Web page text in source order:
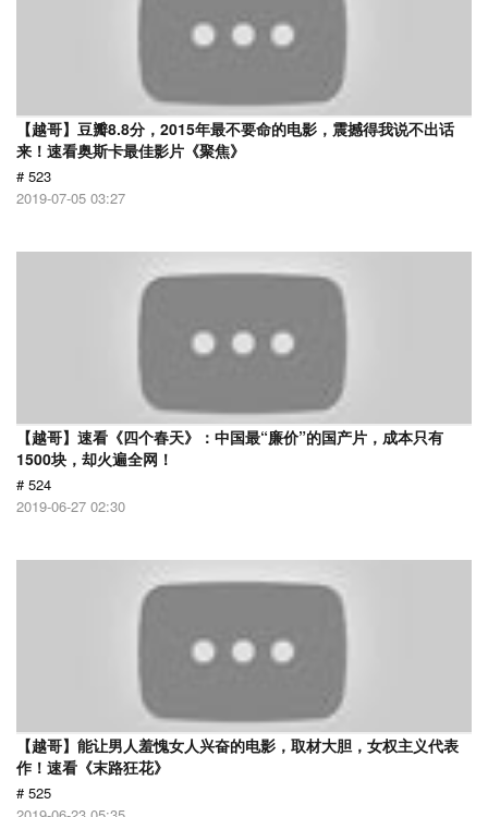
【越哥】豆瓣8.8分，2015年最不要命的电影，震撼得我说不出话
来！速看奥斯卡最佳影片《聚焦》
# 523
2019-07-05 03:27
【越哥】速看《四个春天》：中国最“廉价”的国产片，成本只有
1500块，却火遍全网！
# 524
2019-06-27 02:30
【越哥】能让男人羞愧女人兴奋的电影，取材大胆，女权主义代表
作！速看《末路狂花》
# 525